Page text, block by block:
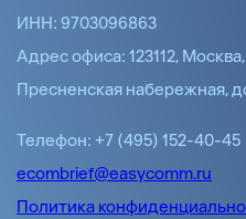
ИНН: 9703096863
Адрес офиса: 123112, Москва,
Пресненская набережная,
Телефон: +7 (495) 152-40-45
ecombrief@easycomm.ru
Политика